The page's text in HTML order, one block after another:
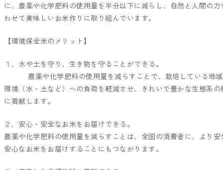
に、農薬や化学肥料の使用量を半分以下に減らし、自然と人間の力
わせて美味しいお米作りに取り組んでいます。
【環境保全米のメリット】
１．水や土を守り、生き物を守ることができる。
農薬や化学肥料の使用量を減らすことで、栽培している地
環境（水・土など）への負荷を軽減させ、きれいで豊かな生態系の
に貢献します。
２．安心・安全なお米をお届けできる。
農薬や化学肥料の使用量を減らすことは、全国の消費者に、より安
安心なお米をお届けすることにもつながります。